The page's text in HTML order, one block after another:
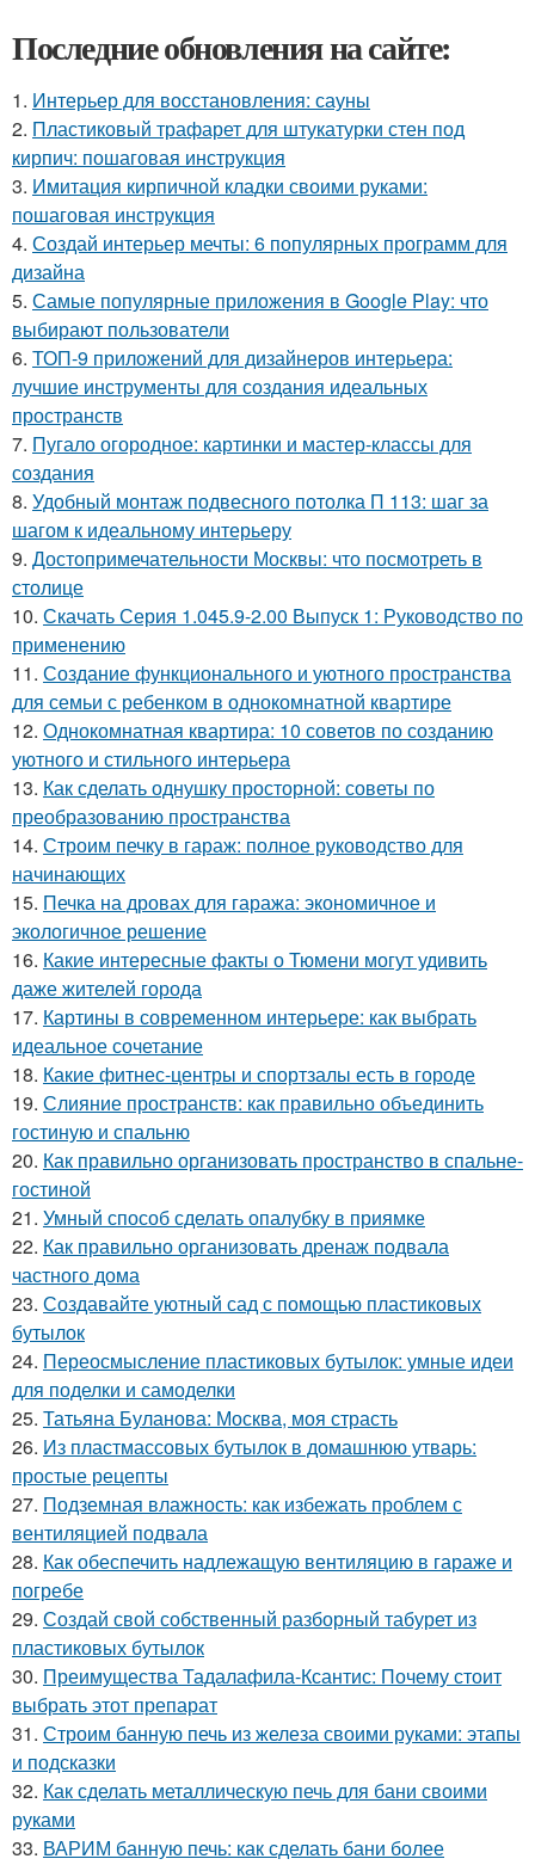
Последние обновления на сайте:
1. Интерьер для восстановления: сауны
2. Пластиковый трафарет для штукатурки стен под
кирпич: пошаговая инструкция
3. Имитация кирпичной кладки своими руками:
пошаговая инструкция
4. Создай интерьер мечты: 6 популярных программ для
дизайна
5. Самые популярные приложения в Google Play: что
выбирают пользователи
6. ТОП-9 приложений для дизайнеров интерьера:
лучшие инструменты для создания идеальных
пространств
7. Пугало огородное: картинки и мастер-классы для
создания
8. Удобный монтаж подвесного потолка П 113: шаг за
шагом к идеальному интерьеру
9. Достопримечательности Москвы: что посмотреть в
столице
10. Скачать Серия 1.045.9-2.00 Выпуск 1: Руководство по
применению
11. Создание функционального и уютного пространства
для семьи с ребенком в однокомнатной квартире
12. Однокомнатная квартира: 10 советов по созданию
уютного и стильного интерьера
13. Как сделать однушку просторной: советы по
преобразованию пространства
14. Строим печку в гараж: полное руководство для
начинающих
15. Печка на дровах для гаража: экономичное и
экологичное решение
16. Какие интересные факты о Тюмени могут удивить
даже жителей города
17. Картины в современном интерьере: как выбрать
идеальное сочетание
18. Какие фитнес-центры и спортзалы есть в городе
19. Слияние пространств: как правильно объединить
гостиную и спальню
20. Как правильно организовать пространство в спальне-
гостиной
21. Умный способ сделать опалубку в приямке
22. Как правильно организовать дренаж подвала
частного дома
23. Создавайте уютный сад с помощью пластиковых
бутылок
24. Переосмысление пластиковых бутылок: умные идеи
для поделки и самоделки
25. Татьяна Буланова: Москва, моя страсть
26. Из пластмассовых бутылок в домашнюю утварь:
простые рецепты
27. Подземная влажность: как избежать проблем с
вентиляцией подвала
28. Как обеспечить надлежащую вентиляцию в гараже и
погребе
29. Создай свой собственный разборный табурет из
пластиковых бутылок
30. Преимущества Тадалафила-Ксантис: Почему стоит
выбрать этот препарат
31. Строим банную печь из железа своими руками: этапы
и подсказки
32. Как сделать металлическую печь для бани своими
руками
33. ВАРИМ банную печь: как сделать бани более